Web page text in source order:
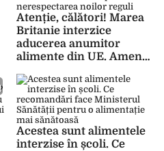
Atenție, călători! Marea
Britanie interzice
aducerea anumitor
alimente din UE. Amenzi
nerespectarea noilor
reguli
Acestea sunt alimentele
interzise în școli. Ce